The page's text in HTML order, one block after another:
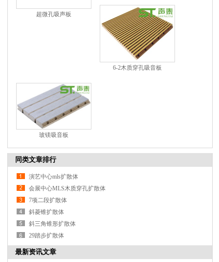
超微孔吸声板
6-2木质穿孔吸音板
玻镁吸音板
同类文章排行
演艺中心mls扩散体
会展中心MLS木质穿孔扩散体
7项二段扩散体
斜菱锥扩散体
斜三角锥形扩散体
29踏步扩散体
最新资讯文章